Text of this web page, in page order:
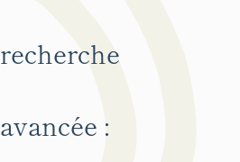
recherche
avancée :